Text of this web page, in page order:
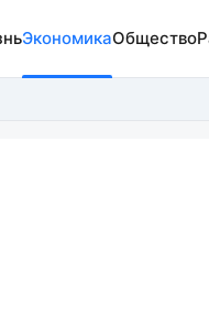
ЭкономикаОбщество